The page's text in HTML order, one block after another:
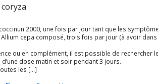
2000, une fois par jour tant que les
trois fois par jour (à avoir dans votre pharmacie, remboursé si
possible de rechercher le remède homéopathique le plus proche de ses
dose matin et soir pendant 3 jours.
les […]